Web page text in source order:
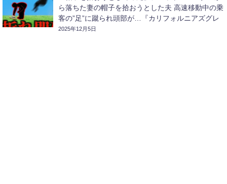
ら落ちた妻の帽子を拾おうとした夫 高速移動中の乗
客の”足”に蹴られ頭部が…『カリフォルニアズグレ
ートアメリカコースター激突事故』【ゆっくり解
2025年12月5日